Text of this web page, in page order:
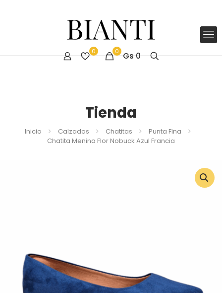
0 0 Gs 0
Tienda
Inicio Calzados Chatitas
Punta Fina
Chatita Menina Flor Nobuck Azul Francia